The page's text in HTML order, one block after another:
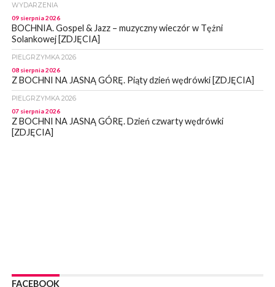
WYDARZENIA
09 sierpnia 2026
BOCHNIA. Gospel & Jazz – muzyczny wieczór w Tężni
Solankowej [ZDJĘCIA]
PIELGRZYMKA 2026
08 sierpnia 2026
Z BOCHNI NA JASNĄ GÓRĘ. Piąty dzień wędrówki [ZDJĘCIA]
PIELGRZYMKA 2026
07 sierpnia 2026
Z BOCHNI NA JASNĄ GÓRĘ. Dzień czwarty wędrówki
[ZDJĘCIA]
NOWY WIŚNICZ. Od poniedziałku ulica Lipnicka w Nowym
FACEBOOK